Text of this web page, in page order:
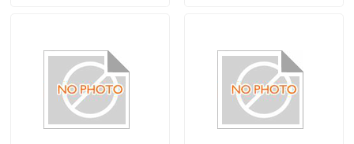
Videos